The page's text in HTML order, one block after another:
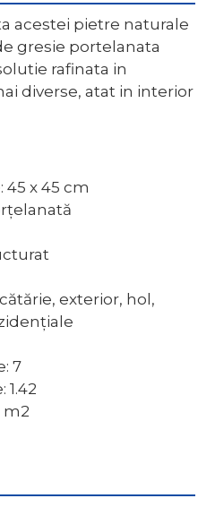
acestei pietre naturale
gresie portelanata
rafinata in
diverse, atat in interior
45 x 45 cm
exterior, hol,
7
m2